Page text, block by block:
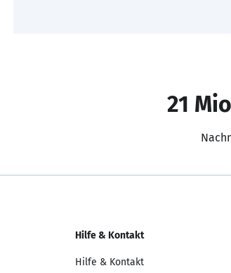
21
Hilfe & Kontakt
Hilfe & Kontakt